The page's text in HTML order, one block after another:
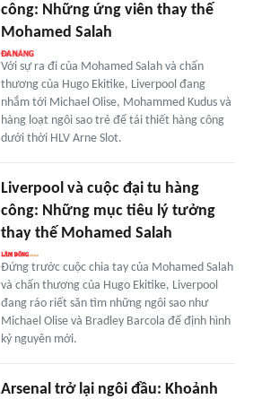
công: Những ứng viên thay thế
Mohamed Salah
Với sự ra đi của Mohamed Salah và chấn
thương của Hugo Ekitike, Liverpool đang
nhắm tới Michael Olise, Mohammed Kudus và
hàng loạt ngôi sao trẻ để tái thiết hàng công
dưới thời HLV Arne Slot.
Liverpool và cuộc đại tu hàng
công: Những mục tiêu lý tưởng
thay thế Mohamed Salah
Đứng trước cuộc chia tay của Mohamed Salah
và chấn thương của Hugo Ekitike, Liverpool
đang ráo riết săn tìm những ngôi sao như
Michael Olise và Bradley Barcola để định hình
kỷ nguyên mới.
Arsenal trở lại ngôi đầu: Khoảnh